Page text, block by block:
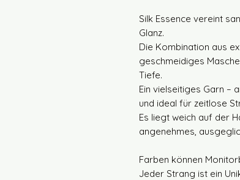
Silk Essence vereint
Glanz.
Die Kombination aus
geschmeidiges
Tiefe.
Ein vielseitiges Garn –
und ideal für zeitlose
Es liegt weich auf der
angenehmes,
Farben können
Jeder Strang ist ein